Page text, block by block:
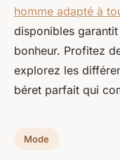
homme adapté à
disponibles
bonheur. Profitez
explorez les
béret parfait qui
Mode